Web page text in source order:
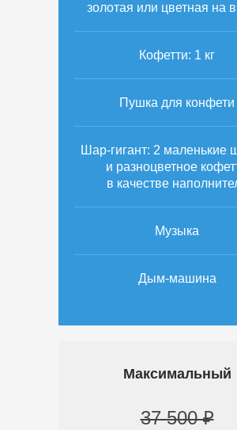
золотая или цветная на
Кофетти: 1 кг
Пушка для конфети
Шар-гигант: 2 маленькие
и разноцветное
в качестве
Музыка
Дым-машина
Максимальный
37 500 ₽